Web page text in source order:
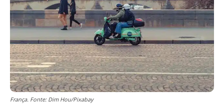
França. Fonte: Dim Hou/Pixabay